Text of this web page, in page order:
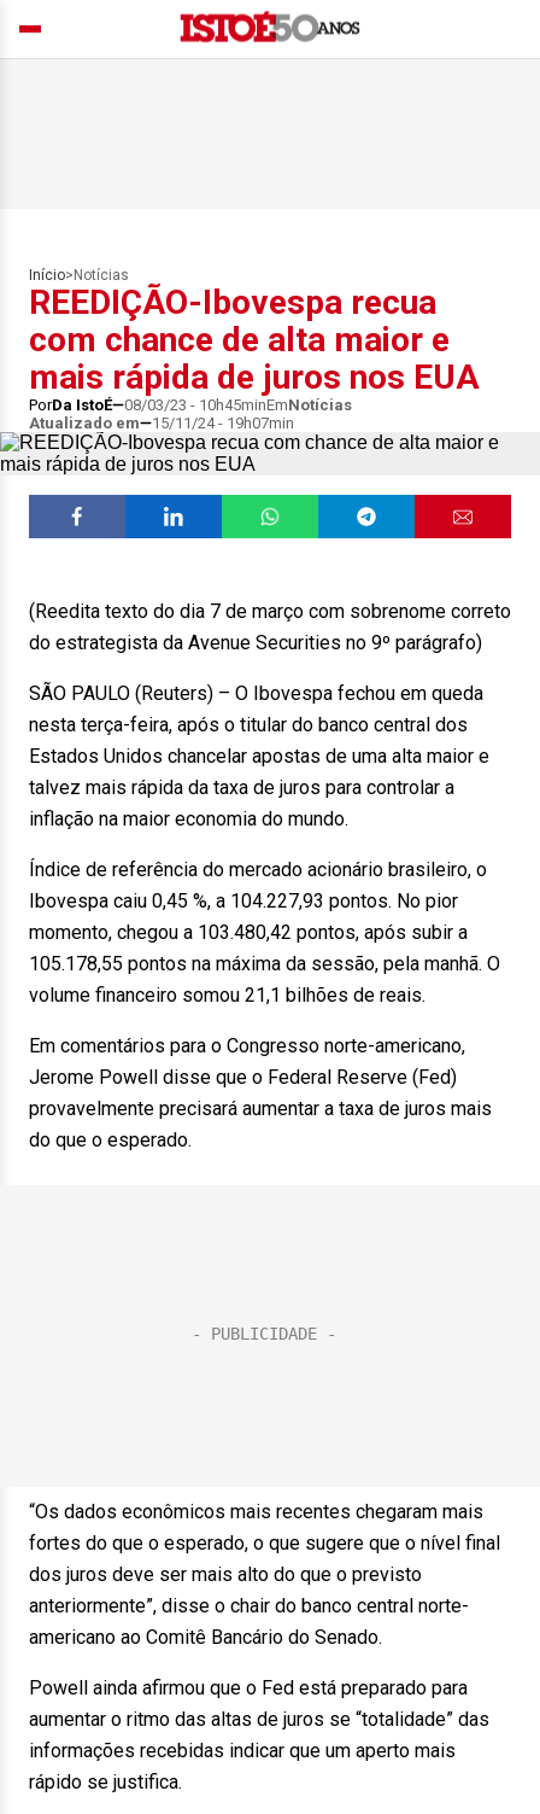
Início> Notícias
REEDIÇÃO-Ibovespa recua
com chance de alta maior e
mais rápida de juros nos EUA
PorDa IstoÉ 08/03/23 - 10h45minEmNotícias
Atualizado em
15/11/24 - 19h07min
(Reedita texto do dia 7 de março com sobrenome correto
do estrategista da Avenue Securities no 9º parágrafo)
SÃO PAULO (Reuters) – O Ibovespa fechou em queda
nesta terça-feira, após o titular do banco central dos
Estados Unidos chancelar apostas de uma alta maior e
talvez mais rápida da taxa de juros para controlar a
inflação na maior economia do mundo.
Índice de referência do mercado acionário brasileiro, o
Ibovespa caiu 0,45 %, a 104.227,93 pontos. No pior
momento, chegou a 103.480,42 pontos, após subir a
105.178,55 pontos na máxima da sessão, pela manhã. O
volume financeiro somou 21,1 bilhões de reais.
Em comentários para o Congresso norte-americano,
Jerome Powell disse que o Federal Reserve (Fed)
provavelmente precisará aumentar a taxa de juros mais
do que o esperado.
“Os dados econômicos mais recentes chegaram mais
fortes do que o esperado, o que sugere que o nível final
dos juros deve ser mais alto do que o previsto
anteriormente”, disse o chair do banco central norte-
americano ao Comitê Bancário do Senado.
Powell ainda afirmou que o Fed está preparado para
aumentar o ritmo das altas de juros se “totalidade” das
informações recebidas indicar que um aperto mais
rápido se justifica.